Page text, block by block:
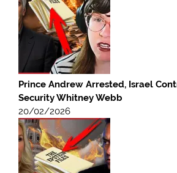
Prince Andrew Arrested, Israel
Security Whitney Webb
20/02/2026